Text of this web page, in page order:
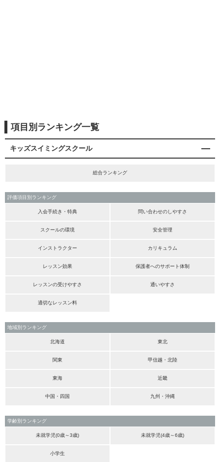
項目別ランキング一覧
キッズスイミングスクール
総合ランキング
評価項目別ランキング
入会手続き・特典 問い合わせのしやすさ
スクールの環境 安全管理
インストラクター カリキュラム
レッスン効果 保護者へのサポート体制
レッスンの受けやすさ 通いやすさ
適切なレッスン料
地域別ランキング
北海道 東北
関東 甲信越・北陸
東海 近畿
中国・四国 九州・沖縄
学齢別ランキング
未就学児(0歳～3歳) 未就学児(4歳～6歳)
小学生